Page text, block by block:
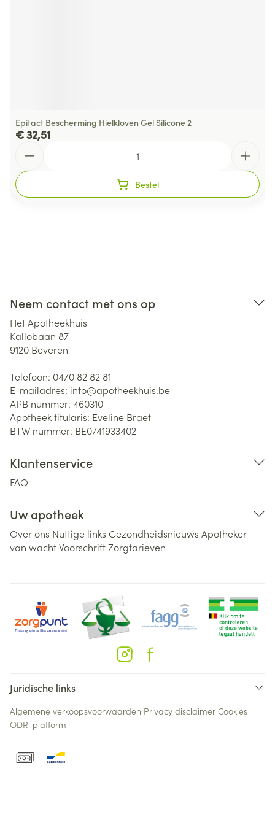
Epitact Bescherming Hielkloven Gel Silicone 2
€ 32,51
Bestel
Neem contact met ons op
Het Apotheekhuis
Kallobaan 87
9120 Beveren
Telefoon: 0470 82 82 81
E-mailadres: info@apotheekhuis.be
APB nummer: 460310
Apotheek titularis: Eveline Braet
BTW nummer: BE0741933402
Klantenservice
FAQ
Uw apotheek
Over ons Nuttige links Gezondheidsnieuws Apotheker
van wachtVoorschriftZorgtarieven
Juridische links
Algemene verkoopsvoorwaarden Privacy disclaimer Cookies
ODR-platform